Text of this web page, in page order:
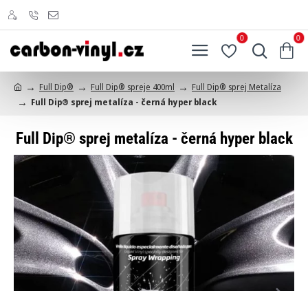
0 0
e
Full Dip® Full Dip® spreje 400ml
Full Dip® sprej Metalíza
Full Dip® sprej metalíza - černá hyper black
Full Dip® sprej metalíza - černá hyper black